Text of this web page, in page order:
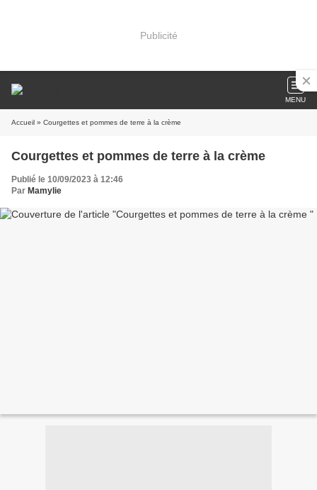
Publicité
MENU
Accueil » Courgettes et pommes de terre à la crème
Courgettes et pommes de terre à la crème
Publié le 10/09/2023 à 12:46
Par Mamylie